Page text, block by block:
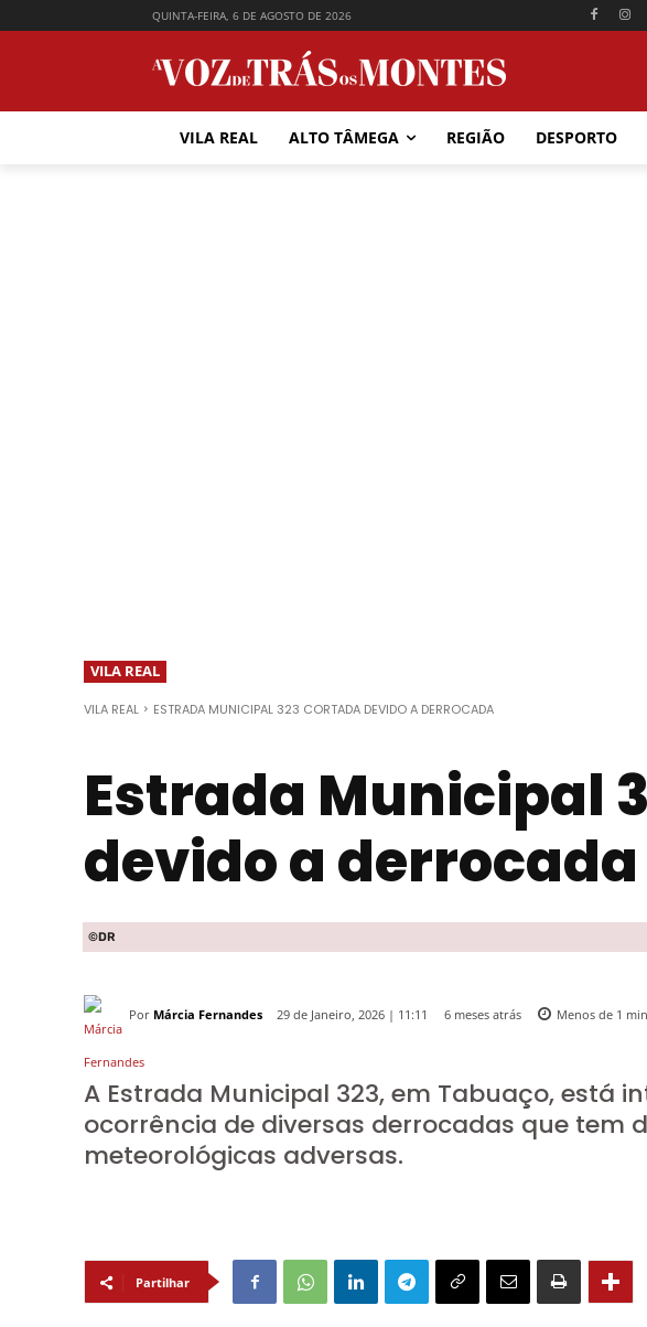
QUINTA-FEIRA, 6 DE AGOSTO DE 2026
VILA REAL ALTO TÂMEGA REGIÃO DESPORTO
VILA REAL
VILA REAL ESTRADA MUNICIPAL 323 CORTADA DEVIDO A DERROCADA
Estrada Municipal
devido a derrocada
©DR
Por Márcia Fernandes 29 de Janeiro, 2026 | 11:11 6 meses atrás Menos de 1
A Estrada Municipal 323, em Tabuaço, está
ocorrência de diversas derrocadas que tem
meteorológicas adversas.
Partilhar